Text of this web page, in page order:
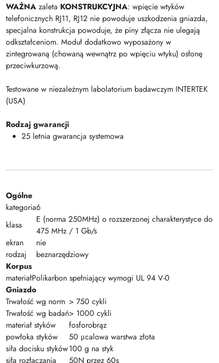
WAŻNA zaleta KONSTRUKCYJNA: wpięcie wtyków
telefonicznych RJ11, RJ12 nie powoduje uszkodzenia gniazda,
specjalna konstrukcja powoduje, że piny złącza nie ulegają
odkształceniom. Moduł dodatkowo wyposażony w
zintegrowaną (chowaną wewnątrz po wpięciu wtyku) osłonę
przeciwkurzową.
Testowane w niezależnym labolatorium badawczym INTERTEK
(USA)
Rodzaj gwarancji
25 letnia gwarancja systemowa
Ogólne
kategoria6
klasa
E (norma 250MHz) o rozszerzonej charakterystyce do
475 MHz / 1 Gb/s
ekran
nie
rodzaj
beznarzędziowy
Korpus
materiałPolikarbon spełniający wymogi UL 94 V-0
Gniazdo
Trwałość wg norm > 750 cykli
Trwałość wg badań> 1000 cykli
materiał styków
fosforobrąz
powłoka styków
50 μcalowa warstwa złota
siła docisku styków100 g na styk
siła rozłączania
50N przez 60s